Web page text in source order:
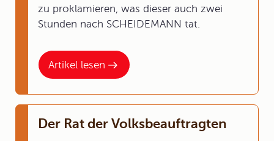
Artikel lesen
zu proklamieren, was dieser auch zwei
Stunden nach SCHEIDEMANN tat.
Der Rat der Volksbeauftragten